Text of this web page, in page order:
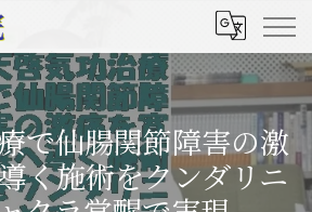
で仙腸関節障害の激
く施術をクンダリニ